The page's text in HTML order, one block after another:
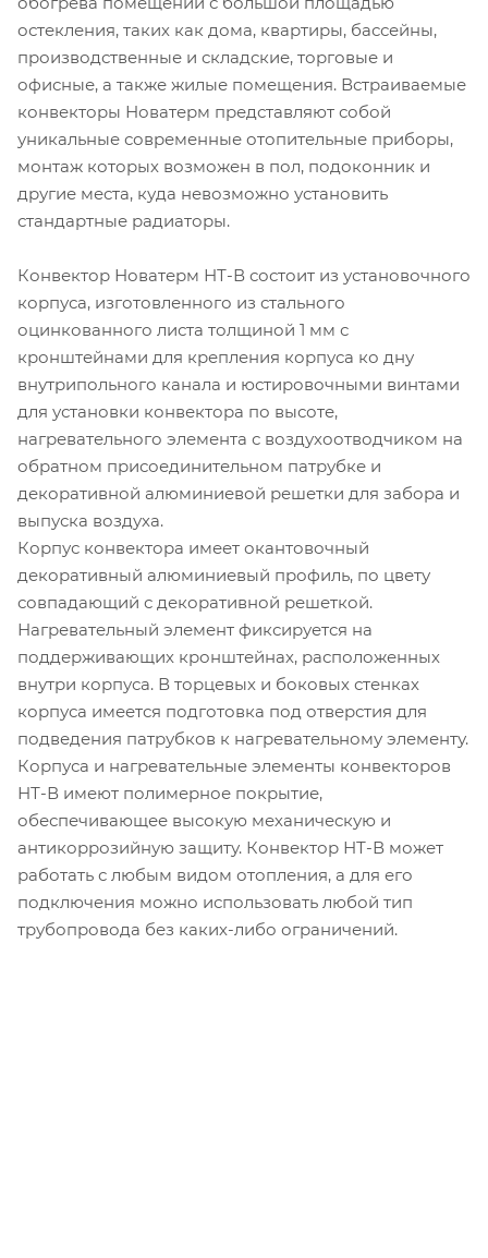
остекления, таких как дома, квартиры, бассейны,
производственные и складские, торговые и
офисные, а также жилые помещения. Встраиваемые
конвекторы Новатерм представляют собой
уникальные современные отопительные приборы,
монтаж которых возможен в пол, подоконник и
другие места, куда невозможно установить
стандартные радиаторы.
Конвектор Новатерм НТ-В состоит из установочного
корпуса, изготовленного из стального
оцинкованного листа толщиной 1 мм с
кронштейнами для крепления корпуса ко дну
внутрипольного канала и юстировочными винтами
для установки конвектора по высоте,
нагревательного элемента с воздухоотводчиком на
обратном присоединительном патрубке и
декоративной алюминиевой решетки для забора и
выпуска воздуха.
Корпус конвектора имеет окантовочный
декоративный алюминиевый профиль, по цвету
совпадающий с декоративной решеткой.
Нагревательный элемент фиксируется на
поддерживающих кронштейнах, расположенных
внутри корпуса. В торцевых и боковых стенках
корпуса имеется подготовка под отверстия для
подведения патрубков к нагревательному элементу.
Корпуса и нагревательные элементы конвекторов
НТ-В имеют полимерное покрытие,
обеспечивающее высокую механическую и
антикоррозийную защиту. Конвектор НТ-В может
работать с любым видом отопления, а для его
подключения можно использовать любой тип
трубопровода без каких-либо ограничений.